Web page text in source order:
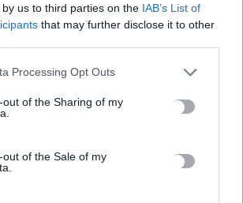
us to third parties on the IAB’s List of
that may further disclose it to other
Processing Opt Outs
out of the Sharing of my
out of the Sale of my
ΔΙΑΡΚΕΙΑΣ #ΒΕΝΕΤΙΑ